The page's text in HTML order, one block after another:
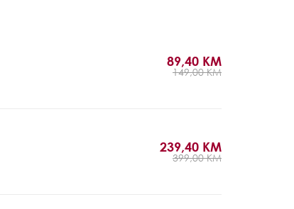
89,40 KM
149,00 KM
239,40 KM
399,00 KM